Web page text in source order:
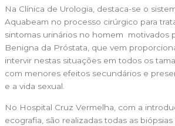
Na Clínica de Urologia, destaca-se o
Aquabeam no processo cirúrgico para
sintomas urinários no homem motivados
Benigna da Próstata, que vem
intervir nestas situações em todos os
com menores efeitos secundários e
e a vida sexual.
No Hospital Cruz Vermelha, com a
ecografia, são realizadas todas as